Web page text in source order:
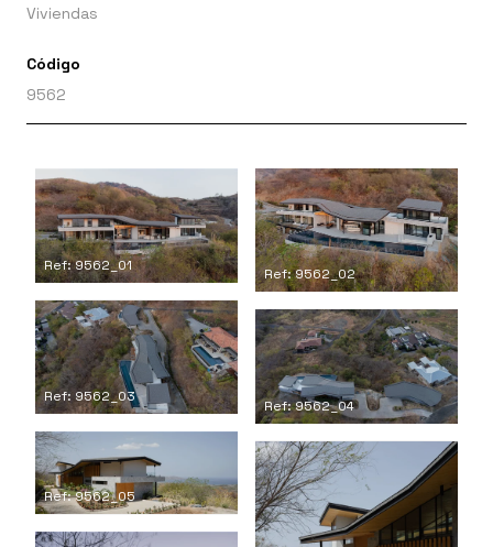
Viviendas
Código
9562
Ref: 9562_01
Ref: 9562_02
Ref: 9562_03
Ref: 9562_04
Ref: 9562_05